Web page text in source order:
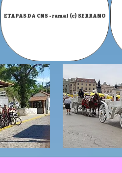
ETAPAS DA CNS -ramal (c) SERRANO